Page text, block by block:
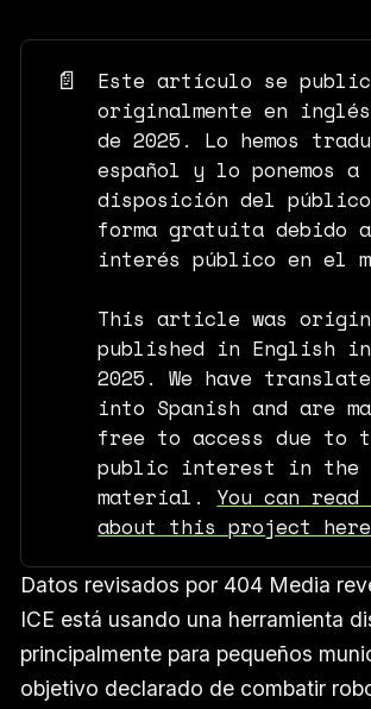
📄
Este artículo se
originalmente en inglés
de 2025. Lo hemos
español y lo ponemos a
disposición del
forma gratuita debido
interés público en el
This article was
published in English in
2025. We have
into Spanish and are
free to access due to
public interest in the
material. You can read
about this project here
Datos revisados por 404 Media
ICE está usando una herramienta
principalmente para pequeños
objetivo declarado de combatir